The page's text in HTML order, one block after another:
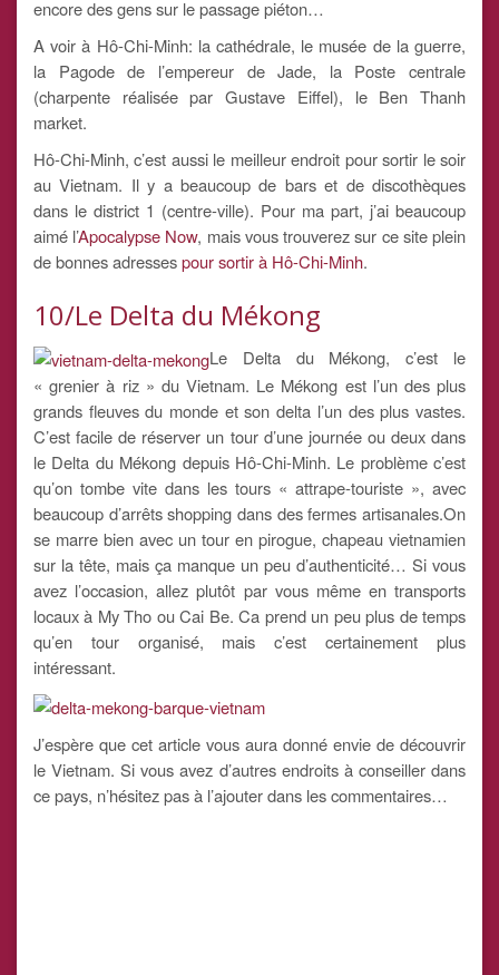
encore des gens sur le passage piéton…
A voir à Hô-Chi-Minh: la cathédrale, le musée de la guerre,
la Pagode de l’empereur de Jade, la Poste centrale
(charpente réalisée par Gustave Eiffel), le Ben Thanh
market.
Hô-Chi-Minh, c’est aussi le meilleur endroit pour sortir le soir
au Vietnam. Il y a beaucoup de bars et de discothèques
dans le district 1 (centre-ville). Pour ma part, j’ai beaucoup
aimé l’Apocalypse Now, mais vous trouverez sur ce site plein
de bonnes adressespour sortir à Hô-Chi-Minh.
10/Le Delta du Mékong
Le Delta du Mékong, c’est le
« grenier à riz » du Vietnam. Le Mékong est l’un des plus
grands fleuves du monde et son delta l’un des plus vastes.
C’est facile de réserver un tour d’une journée ou deux dans
le Delta du Mékong depuis Hô-Chi-Minh. Le problème c’est
qu’on tombe vite dans les tours « attrape-touriste », avec
beaucoup d’arrêts shopping dans des fermes artisanales.On
se marre bien avec un tour en pirogue, chapeau vietnamien
sur la tête, mais ça manque un peu d’authenticité… Si vous
avez l’occasion, allez plutôt par vous même en transports
locaux à My Tho ou Cai Be. Ca prend un peu plus de temps
qu’en tour organisé, mais c’est certainement plus
intéressant.
J’espère que cet article vous aura donné envie de découvrir
le Vietnam. Si vous avez d’autres endroits à conseiller dans
ce pays, n’hésitez pas à l’ajouter dans les commentaires…